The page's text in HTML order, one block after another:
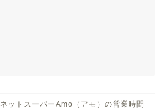
ネットスーパーAmo（アモ）の営業時間